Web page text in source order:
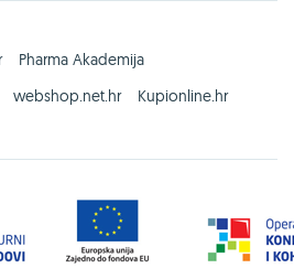
Pharma Akademija
webshop.net.hr
Kupionline.hr